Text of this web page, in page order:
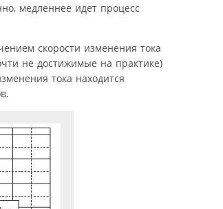
медленнее идет процесс
скорости изменения тока
не достижимые на практике)
тока находится